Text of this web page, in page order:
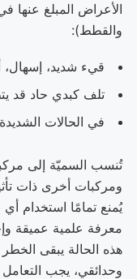
الأعراض المبلغ عنها
والقطط):
قيء شديد، إسهال،
تلف كبدي حاد قد
في الحالات
ومركبات أخرى ذات
يُمنع تمامًا استخدام
معرفة علمية عميقة
هذه الحالة يبقى
وحدائقي، يجب